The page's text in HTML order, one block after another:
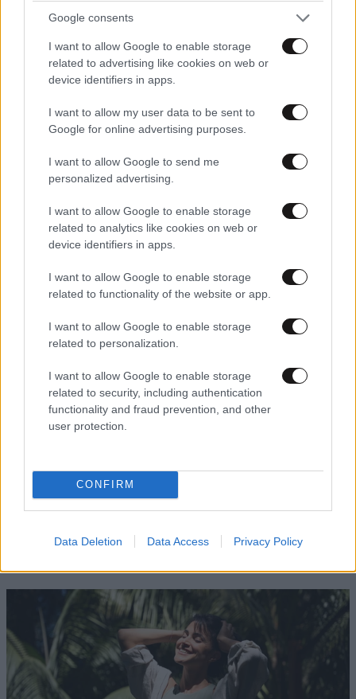
Google consents
I want to allow Google to enable storage
related to advertising like cookies on web or
device identifiers in apps.
I want to allow my user data to be sent to
Google for online advertising purposes.
I want to allow Google to send me
personalized advertising.
I want to allow Google to enable storage
related to analytics like cookies on web or
device identifiers in apps.
I want to allow Google to enable storage
related to functionality of the website or app.
I want to allow Google to enable storage
related to personalization.
I want to allow Google to enable storage
related to security, including authentication
functionality and fraud prevention, and other
user protection.
CONFIRM
Data Deletion Data Access Privacy Policy
Το «τρίπτυχο» κατά της άνοιας: Τι πρέπει να
προσέξετε στη μέση ηλικία για να έναν υγιή
εγκέφαλο αργότερα
Ανησυχία για τον ιό του Δυτικού Νείλου στην
και ατομική προστασία